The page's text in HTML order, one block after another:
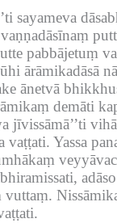
sayameva
pabbājetuṃ
ārāmikadāsā
ānetvā
demāti
jīvissāmā’’ti
vaṭṭati. Yassa
vuttaṃ.